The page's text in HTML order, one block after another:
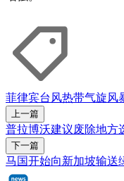
菲律宾台风热带气旋风
上一篇
普拉博沃建议废除地方
下一篇
马国开始向新加坡输送